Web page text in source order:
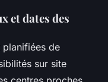
et dates des
planifiées de
sur site